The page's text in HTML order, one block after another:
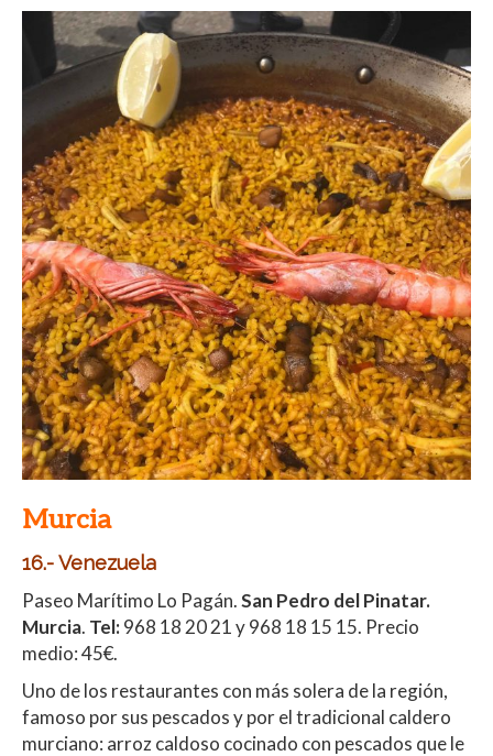
Murcia
16.- Venezuela
Paseo Marítimo Lo Pagán.San Pedro del Pinatar.
Murcia. Tel:968 18 20 21 y 968 18 15 15. Precio
medio: 45€.
Uno de los restaurantes con más solera de la región,
famoso por sus pescados y por el tradicional caldero
murciano: arroz caldoso cocinado con pescados que le